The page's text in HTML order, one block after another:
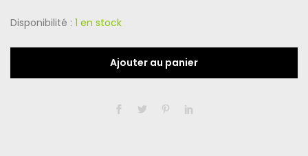
Disponibilité : 1 en stock
Ajouter au panier